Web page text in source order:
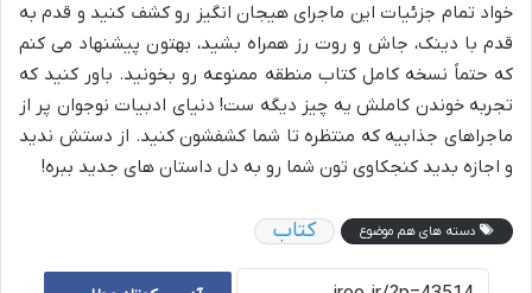
خواد تمام جزئیات این ماجرای هیجان انگیز رو کشف کنید و قدم به
قدم با دینک، جاش و روت رز همراه بشید، بهتون پیشنهاد می کنم
که حتماً نسخه کامل کتاب منطقه ممنوعه رو بخونید. باور کنید که
تجربه خوندن کاملش یه چیز دیگه ست! دنیای ادبیات نوجوان پر از
ماجراهای جذابیه که منتظره تا شما کشفشون کنید. از دستش ندید
و اجازه بدید کنجکاوی تون شما رو به دل داستان های جدید ببره!
دسته های هم موضوع کتاب